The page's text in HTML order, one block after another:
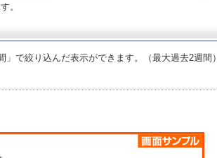
。
で絞り込んだ表示ができます。（最大過去2週間）